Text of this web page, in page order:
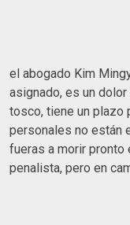
el abogado Kim
asignado, es un
tosco, tiene un plazo
personales no están
fueras a morir pronto
penalista, pero en